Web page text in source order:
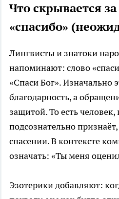
Что скрывается
«спасибо»
Лингвисты и знатоки
напоминают: слово
«Спаси Бог». Изначально
благодарность, а
защитой. То есть человек,
подсознательно
спасении. В контексте
означать: «Ты меня
Эзотерики добавляют: